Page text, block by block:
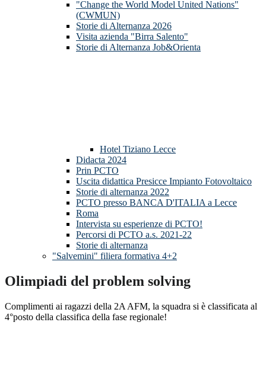
"Change the World Model United Nations"
(CWMUN)
Storie di Alternanza 2026
Visita azienda "Birra Salento"
Storie di Alternanza Job&Orienta
Hotel Tiziano Lecce
Didacta 2024
Prin PCTO
Uscita didattica Presicce Impianto Fotovoltaico
Storie di alternanza 2022
PCTO presso BANCA D'ITALIA a Lecce
Roma
Intervista su esperienze di PCTO!
Percorsi di PCTO a.s. 2021-22
Storie di alternanza
"Salvemini" filiera formativa 4+2
Olimpiadi del problem solving
Complimenti ai ragazzi della 2A AFM, la squadra si è classificata al
4°posto della classifica della fase regionale!